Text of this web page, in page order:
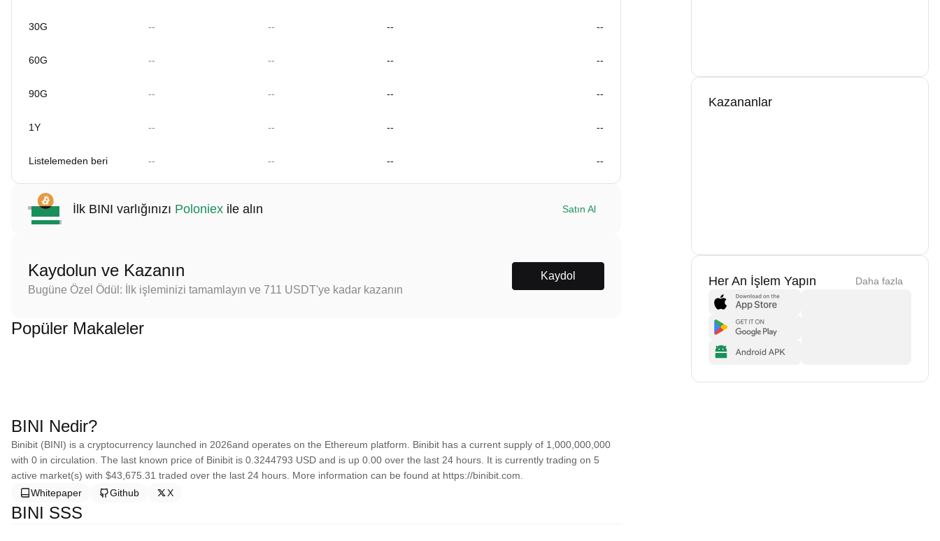
30G -- -- -- --
60G -- -- -- --
90G -- -- -- --
1Y -- -- -- --
Listelemeden beri -- -- -- --
İlk BINI varlığınızı Poloniex ile alın Satın Al
Kaydolun ve Kazanın
Bugüne Özel Ödül: İlk işleminizi tamamlayın ve 711 USDT'ye kadar kazanın
Kaydol
Popüler Makaleler
BINI Nedir?
Binibit (BINI) is a cryptocurrency launched in 2026and operates on the Ethereum platform. Binibit has a current supply of 1,000,000,000
with 0 in circulation. The last known price of Binibit is 0.3244793 USD and is up 0.00 over the last 24 hours. It is currently trading on 5
active market(s) with $43,675.31 traded over the last 24 hours. More information can be found at https://binibit.com.
Whitepaper
Github X
BINI SSS
Kazananlar
Her An İşlem Yapın Daha fazla